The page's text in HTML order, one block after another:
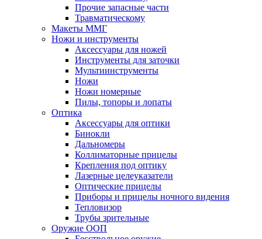
Прочие запасные части
Травматическому
Макеты ММГ
Ножи и инструменты
Аксессуары для ножей
Инструменты для заточки
Мультиинструменты
Ножи
Ножи номерные
Пилы, топоры и лопаты
Оптика
Аксессуары для оптики
Бинокли
Дальномеры
Коллиматорные прицелы
Крепления под оптику
Лазерные целеуказатели
Оптические прицелы
Приборы и прицелы ночного видения
Тепловизор
Трубы зрительные
Оружие ООП